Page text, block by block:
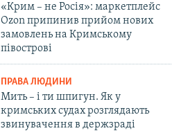
«Крим – не Росія»: маркетплейс
Ozon припинив прийом нових
замовлень на Кримському
півострові
ПРАВА ЛЮДИНИ
Мить – і ти шпигун. Як у
кримських судах розглядають
звинувачення в держзраді